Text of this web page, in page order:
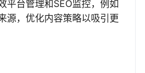
平台管理和SEO监控，例如
源，优化内容策略以吸引更